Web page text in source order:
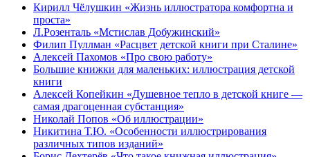
Кирилл Чёлушкин «Жизнь иллюстратора комфортна и
проста»
Л.Розенталь «Мстислав Добужинский»
Филип Пуллман «Расцвет детской книги при Сталине»
Алексей Пахомов «Про свою работу»
Большие книжки для маленьких: иллюстрация детской
книги
Алексей Копейкин «Душевное тепло в детской книге —
самая драгоценная субстанция»
Николай Попов «Об иллюстрации»
Никитина Т.Ю. «Особенности иллюстрирования
различных типов изданий»